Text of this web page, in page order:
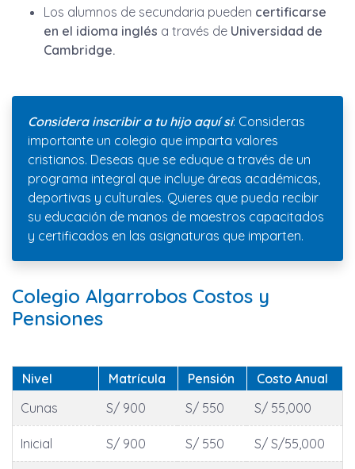
Los alumnos de secundaria pueden certificarse
en el idioma inglés a través de Universidad de
Cambridge.
Considera inscribir a tu hijo aquí si: Consideras
importante un colegio que imparta valores
cristianos. Deseas que se eduque a través de un
programa integral que incluye áreas académicas,
deportivas y culturales. Quieres que pueda recibir
su educación de manos de maestros capacitados
y certificados en las asignaturas que imparten.
Colegio Algarrobos Costos y
Pensiones
Nivel Matrícula Pensión
Costo Anual
Cunas
S/ 900 S/ 550 S/ 55,000
Inicial S/ 900 S/ 550 S/ S/55,000